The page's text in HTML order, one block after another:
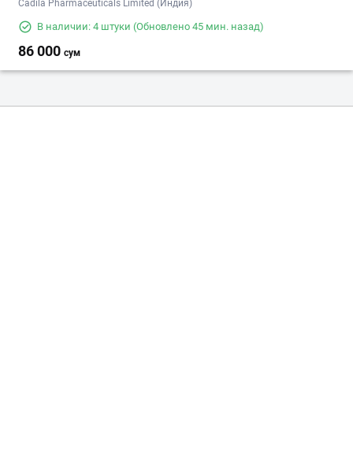
Cadila Pharmaceuticals Limited (Индия)
В наличии: 4 штуки (Обновлено 45 мин. назад)
86 000 сум